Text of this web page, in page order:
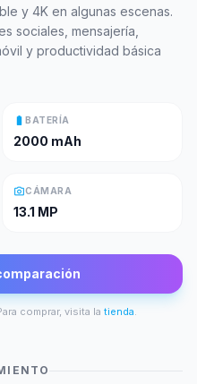
y 4K en algunas escenas.
sociales, mensajería,
y productividad básica
battery_full BATERÍA
2000 mAh
photo_cameraCÁMARA
13.1 MP
comprar, visita la tienda.